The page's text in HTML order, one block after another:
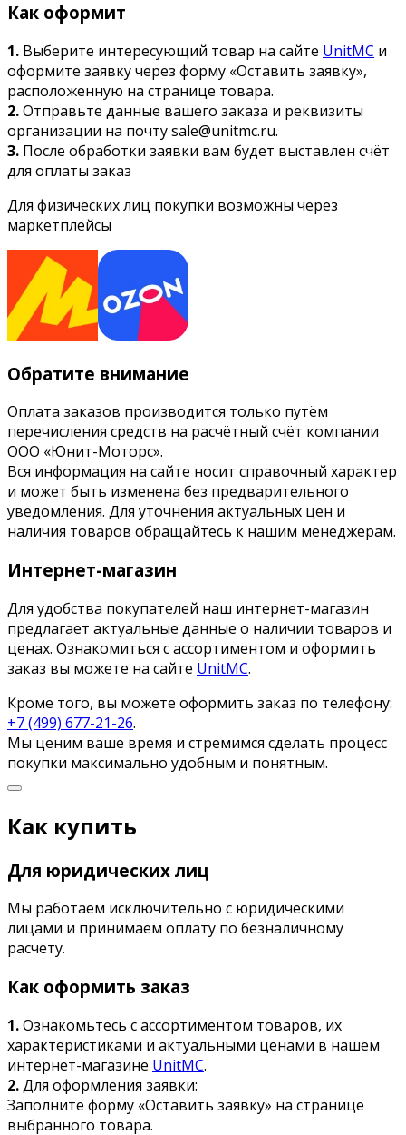
Как оформит
1. Выберите интересующий товар на сайте UnitMC и
оформите заявку через форму «Оставить заявку»,
расположенную на странице товара.
2.Отправьте данные вашего заказа и реквизиты
организации на почту sale@unitmc.ru.
3. После обработки заявки вам будет выставлен счёт
для оплаты заказ
Для физических лиц покупки возможны через
маркетплейсы
Обратите внимание
Оплата заказов производится только путём
перечисления средств на расчётный счёт компании
ООО «Юнит-Моторс».
Вся информация на сайте носит справочный характер
и может быть изменена без предварительного
уведомления. Для уточнения актуальных цен и
наличия товаров обращайтесь к нашим менеджерам.
Интернет-магазин
Для удобства покупателей наш интернет-магазин
предлагает актуальные данные о наличии товаров и
ценах. Ознакомиться с ассортиментом и оформить
заказ вы можете на сайте UnitMC.
Кроме того, вы можете оформить заказ по телефону:
+7 (499) 677-21-26.
Мы ценим ваше время и стремимся сделать процесс
покупки максимально удобным и понятным.
Как купить
Для юридических лиц
Мы работаем исключительно с юридическими
лицами и принимаем оплату по безналичному
расчёту.
Как оформить заказ
1.Ознакомьтесь с ассортиментом товаров, их
характеристиками и актуальными ценами в нашем
интернет-магазине UnitMC.
2.Для оформления заявки:
Заполните форму «Оставить заявку» на странице
выбранного товара.